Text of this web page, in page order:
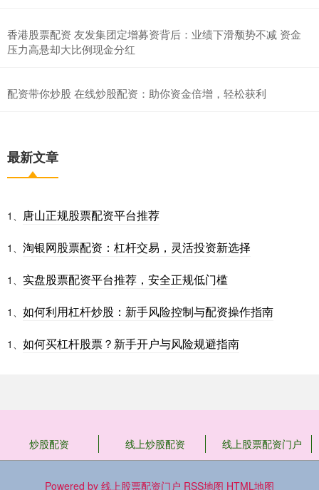
香港股票配资 友发集团定增募资背后：业绩下滑颓势不减 资金
压力高悬却大比例现金分红
配资带你炒股 在线炒股配资：助你资金倍增，轻松获利
最新文章
1、 唐山正规股票配资平台推荐
1、 淘银网股票配资：杠杆交易，灵活投资新选择
1、 实盘股票配资平台推荐，安全正规低门槛
1、 如何利用杠杆炒股：新手风险控制与配资操作指南
1、 如何买杠杆股票？新手开户与风险规避指南
炒股配资 线上炒股配资 线上股票配资门户
Powered by 线上股票配资门户 RSS地图 HTML地图